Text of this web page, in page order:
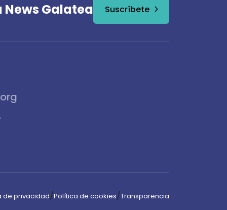
News Galatea Suscríbete
de privacidad/Política de cookies/Transparencia